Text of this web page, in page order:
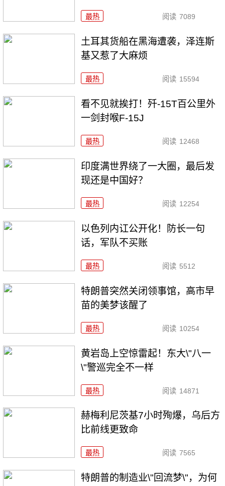
最热 阅读 7089
土耳其货船在黑海遭袭，泽连斯
基又惹了大麻烦
最热 阅读 15594
看不见就挨打！歼-15T百公里外
一剑封喉F-15J
最热 阅读 12468
印度满世界绕了一大圈，最后发
现还是中国好？
最热 阅读 12254
以色列内讧公开化！防长一句
话，军队不买账
最热 阅读 5512
特朗普突然关闭领事馆，高市早
苗的美梦该醒了
最热 阅读 10254
黄岩岛上空惊雷起！东大\"八一
\"警巡完全不一样
最热 阅读 14871
赫梅利尼茨基7小时殉爆，乌后方
比前线更致命
最热 阅读 7565
特朗普的制造业\"回流梦\"，为何